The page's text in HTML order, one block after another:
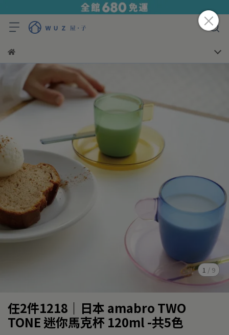
1 / 9
任2件1218｜日本 amabro TWO
TONE 迷你馬克杯 120ml -共5色